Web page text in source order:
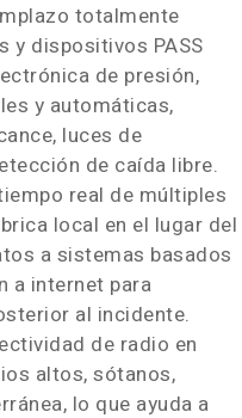
totalmente
y dispositivos PASS
de presión,
y automáticas,
luces de
de caída libre.
real de múltiples
local en el lugar del
a sistemas basados
a internet para
al incidente.
de radio en
altos, sótanos,
lo que ayuda a